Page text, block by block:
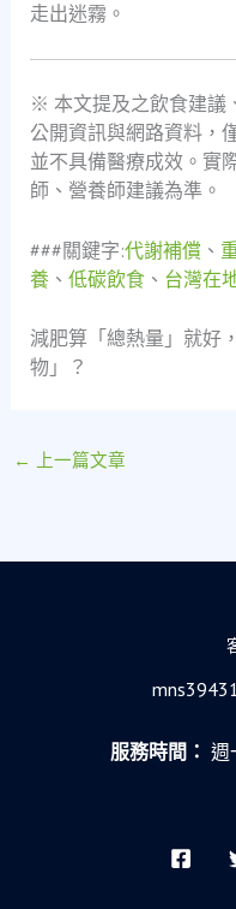
走出迷霧。
※ 本文提及之飲食建議
公開資訊與網路資料，
並不具備醫療成效。實
師、營養師建議為準。
###關鍵字:代謝補償 、
養、 低碳飲食、 台灣在
減肥算「總熱量」就好
物」？
← 上一篇文章
服務時間： 週